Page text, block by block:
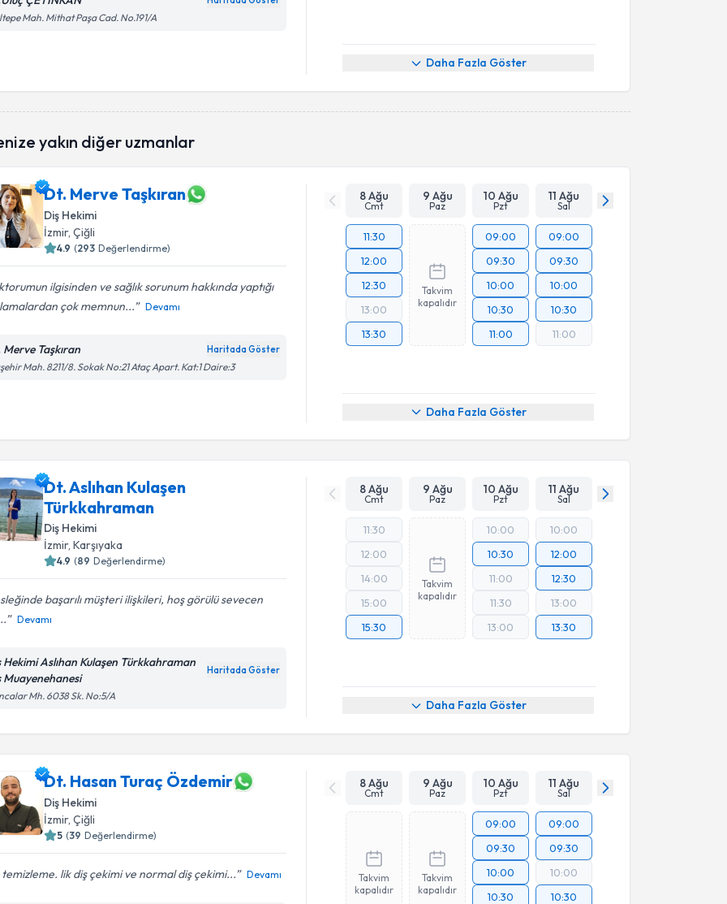
Mah. Mithat Paşa Cad. No.191/A
Daha Fazla Göster
yakın diğer uzmanlar
Dt. Merve Taşkıran
Diş Hekimi
İzmir, Çiğli
4.9 (293 Değerlendirme)
ilgisinden ve sağlık sorunum hakkında yaptığı
çok memnun...
Devamı
Merve Taşkıran Haritada Göster
Mah. 8211/8. Sokak No:21 Ataç Apart. Kat:1 Daire:3
8 Ağu
Cmt
9 Ağu
Paz
10 Ağu
Pzt
11 Ağu
Sal
11:30
12:00
12:30
13:00
13:30
Takvim
kapalıdır
09:00
09:30
10:00
10:30
11:00
09:00
09:30
10:00
10:30
11:00
Daha Fazla Göster
Dt. Aslıhan Kulaşen
Türkkahraman
Diş Hekimi
İzmir, Karşıyaka
4.9 (89 Değerlendirme)
başarılı müşteri ilişkileri, hoş görülü sevecen
Devamı
Hekimi Aslıhan Kulaşen Türkkahraman
Muayenehanesi
Haritada Göster
Mh. 6038 Sk. No:5/A
8 Ağu
Cmt
9 Ağu
Paz
10 Ağu
Pzt
11 Ağu
Sal
11:30
12:00
14:00
15:00
15:30
Takvim
kapalıdır
10:00
10:30
11:00
11:30
13:00
10:00
12:00
12:30
13:00
13:30
Daha Fazla Göster
Dt. Hasan Turaç Özdemir
Diş Hekimi
İzmir, Çiğli
5 (39 Değerlendirme)
temizleme. lik diş çekimi ve normal diş çekimi... Devamı
8 Ağu
Cmt
9 Ağu
Paz
10 Ağu
Pzt
11 Ağu
Sal
Takvim
kapalıdır
Takvim
kapalıdır
09:00
09:30
10:00
10:30
09:00
09:30
10:00
10:30